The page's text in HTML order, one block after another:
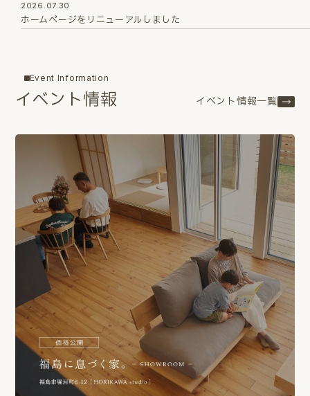
2026.07.30
ホームページをリニューアルしました
Event Information
イベント情報 イベント情報一覧